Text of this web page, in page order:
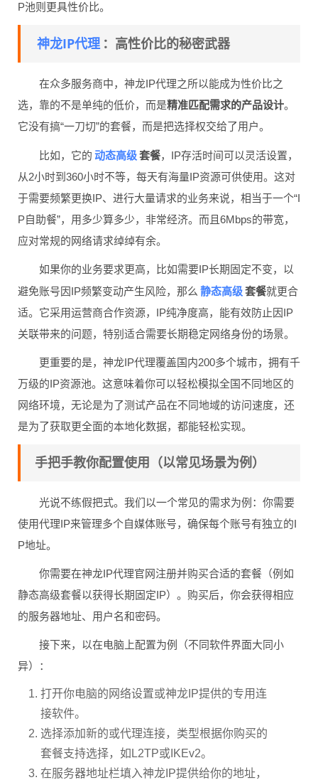
P池则更具性价比。
神龙IP代理 ：高性价比的秘密武器
在众多服务商中，神龙IP代理之所以能成为性价比之
选，靠的不是单纯的低价，而是精准匹配需求的产品设计。
它没有搞“一刀切”的套餐，而是把选择权交给了用户。
比如，它的 动态高级套餐，IP存活时间可以灵活设置，
从2小时到360小时不等，每天有海量IP资源可供使用。这对
于需要频繁更换IP、进行大量请求的业务来说，相当于一个“I
P自助餐”，用多少算多少，非常经济。而且6Mbps的带宽，
应对常规的网络请求绰绰有余。
如果你的业务要求更高，比如需要IP长期固定不变，以
避免账号因IP频繁变动产生风险，那么 静态高级套餐就更合
适。它采用运营商合作资源，IP纯净度高，能有效防止因IP
关联带来的问题，特别适合需要长期稳定网络身份的场景。
更重要的是，神龙IP代理覆盖国内200多个城市，拥有千
万级的IP资源池。这意味着你可以轻松模拟全国不同地区的
网络环境，无论是为了测试产品在不同地域的访问速度，还
是为了获取更全面的本地化数据，都能轻松实现。
手把手教你配置使用（以常见场景为例）
光说不练假把式。我们以一个常见的需求为例：你需要
使用代理IP来管理多个自媒体账号，确保每个账号有独立的I
P地址。
你需要在神龙IP代理官网注册并购买合适的套餐（例如
静态高级套餐以获得长期固定IP）。购买后，你会获得相应
的服务器地址、用户名和密码。
接下来，以在电脑上配置为例（不同软件界面大同小
异）：
打开你电脑的网络设置或神龙IP提供的专用连
接软件。
选择添加新的或代理连接，类型根据你购买的
套餐支持选择，如L2TP或IKEv2。
在服务器地址栏填入神龙IP提供给你的地址，